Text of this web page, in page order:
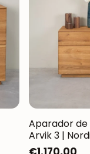
Aparador
Arvik 3 |